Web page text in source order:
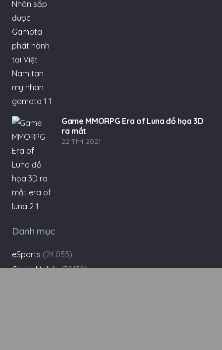
Game MMORPG Era of Luna đồ họa 3D
ra mắt
22 Th4 2021
Danh mục
eSports (24.055)
Game Mobile(39.130)